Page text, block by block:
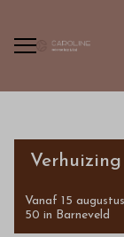
Maillot
Vanaf 15
50 in Barneveld